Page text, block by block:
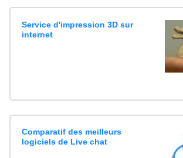
Service d'impression 3D sur
internet
Comparatif des meilleurs
logiciels de Live chat